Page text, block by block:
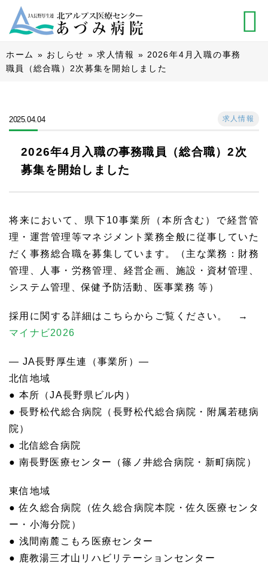
ホーム » おしらせ » 求人情報 » 2026年4月入職の事務
職員（総合職）2次募集を開始しました
2025.04.04 求人情報
2026年4月入職の事務職員（総合職）2次
募集を開始しました
将来において、県下10事業所（本所含む）で経営管
理・運営管理等マネジメント業務全般に従事していた
だく事務総合職を募集しています。（主な業務：財務
管理、人事・労務管理、経営企画、施設・資材管理、
システム管理、保健予防活動、医事業務 等）
採用に関する詳細はこちらからご覧ください。 →
マイナビ2026
— JA長野厚生連（事業所）—
北信地域
● 本所（JA長野県ビル内）
● 長野松代総合病院（長野松代総合病院・附属若穂病
院）
● 北信総合病院
● 南長野医療センター（篠ノ井総合病院・新町病院）
東信地域
● 佐久総合病院（佐久総合病院本院・佐久医療センタ
ー・小海分院）
● 浅間南麓こもろ医療センター
● 鹿教湯三才山リハビリテーションセンター